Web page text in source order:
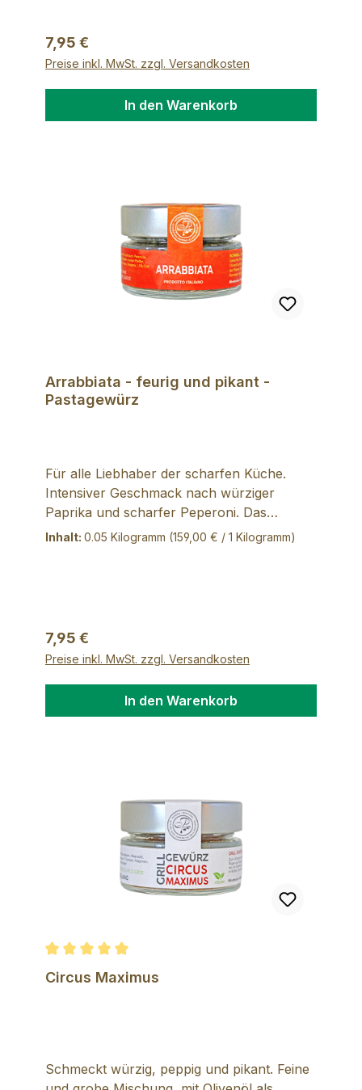
Regulärer Preis:
7,95 €
Preise inkl. MwSt. zzgl. Versandkosten
In den Warenkorb
Arrabbiata - feurig und pikant -
Pastagewürz
Für alle Liebhaber der scharfen Küche.
Intensiver Geschmack nach würziger
Paprika und scharfer Peperoni. Das
Gewürz mit etwas Olivenöl in der Pfanne
scharf, Knoblauch, Petersilie, getrocknete
Tomaten, Zwiebeln, bunter Pfeffer, Paprika
süß, Basalikum, Thymian, Oregano, 1,5%
Chili Herkunft: Italien
Inhalt: 0.05 Kilogramm (159,00 € / 1 Kilogramm)
Regulärer Preis:
7,95 €
Preise inkl. MwSt. zzgl. Versandkosten
In den Warenkorb
Durchschnittliche Bewertung von 5 von 5 Sternen
Circus Maximus
Schmeckt würzig, peppig und pikant. Feine